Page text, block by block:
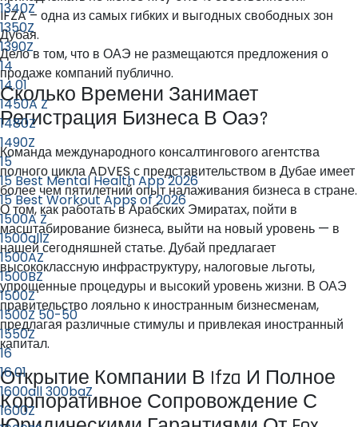
IFZA – одна из самых гибких и выгодных свободных зон
Дубая.
Дело в том, что в ОАЭ не размещаются предложения о
продаже компаний публично.
Сколько Времени Занимает
Регистрация Бизнеса В Оаэ?
Команда международного консалтингового агентства
полного цикла ADVES с представительством в Дубае имеет
более чем пятилетний опыт налаживания бизнеса в стране.
О том, как работать в Арабских Эмиратах, пойти в
масштабирование бизнеса, выйти на новый уровень — в
нашей сегодняшней статье. Дубай предлагает
высококлассную инфраструктуру, налоговые льготы,
упрощенные процедуры и высокий уровень жизни. В ОАЭ
правительство лояльно к иностранным бизнесменам,
предлагая различные стимулы и привлекая иностранный
капитал.
Открытие Компании В Ifza И Полное
Корпоративное Сопровождение С
1340Z
1350Z
1390Z
14
14.01
1450A Z
1480Z
1490Z
15
15 Best Mental Health App 2026
15 Best Workout Apps of 2026
1500A Z
1500allZ
1500AZ
1500BZ
1500Z
1500Z 50-50
1550Z
16
16.01
1600all 300baZ
1600Z